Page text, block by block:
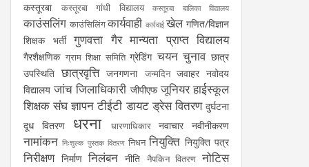
कस्तूरबा
कस्तूरबा गांधी विद्यालय कस्तूरबा बालिका विद्यालय
काउंसलिंग काउंसिलिंग कार्यवाही कार्रवाई खेल गणित/विज्ञान
शिक्षक भर्ती
गुणवत्ता गैर मान्यता प्राप्त विद्यालय
गैरशैक्षणिक ग्राम शिक्षा समिति ग्रेडिंग चयन चुनाव छात्र
उपस्थिति छात्रवृत्ति जनगणना जन्मदिन जवाहर नवोदय
विद्यालय जांच जिलाधिकारी जीपीएफ जूनियर हाईस्कूल
शिक्षक संघ ज्ञापन टीईटी डायट ड्रेस वितरण दुर्घटना
दूध वितरण
धरना धारणाधिकार नवाचार नवीनीकरण
नामांकन निःशुल्क पुस्तक वितरण निधन नियुक्ति नियुक्ति पत्र
निरीक्षण निर्माण निलंबन नीति नैपकिन वितरण नोटिस